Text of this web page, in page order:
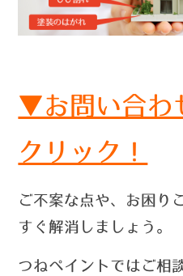
▼お問い合わ
クリック！
ご不案な点や、お困り
すぐ解消しましょう。
つねペイントではご相